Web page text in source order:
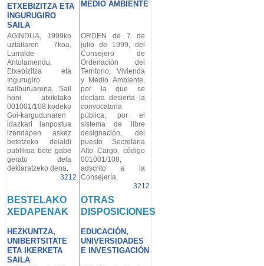
ETXEBIZITZA ETA
INGURUGIRO
SAILA
MEDIO AMBIENTE
AGINDUA, 1999ko
uztailaren 7koa,
Lurralde
Antolamendu,
Etxebizitza eta
Ingurugiro
sailburuarena, Sail
honi atxikitako
001001/108 kodeko
Goi-kargudunaren
idazkari lanpostua
izendapen askez
betetzeko deialdi
publikoa bete gabe
geratu dela
deklaratzeko dena.
3212
ORDEN de 7 de
julio de 1999, del
Consejero de
Ordenación del
Territorio, Vivienda
y Medio Ambiente,
por la que se
declara desierta la
convocatoria
pública, por el
sistema de libre
designación, del
puesto Secretaria
Alto Cargo, código
001001/108,
adscrito a la
Consejería.
3212
BESTELAKO
XEDAPENAK
HEZKUNTZA,
UNIBERTSITATE
ETA IKERKETA
SAILA
OTRAS
DISPOSICIONES
EDUCACIÓN,
UNIVERSIDADES
E INVESTIGACIÓN